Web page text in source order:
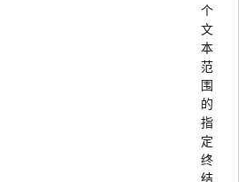
个
文
本
范
围
的
指
定
终
结